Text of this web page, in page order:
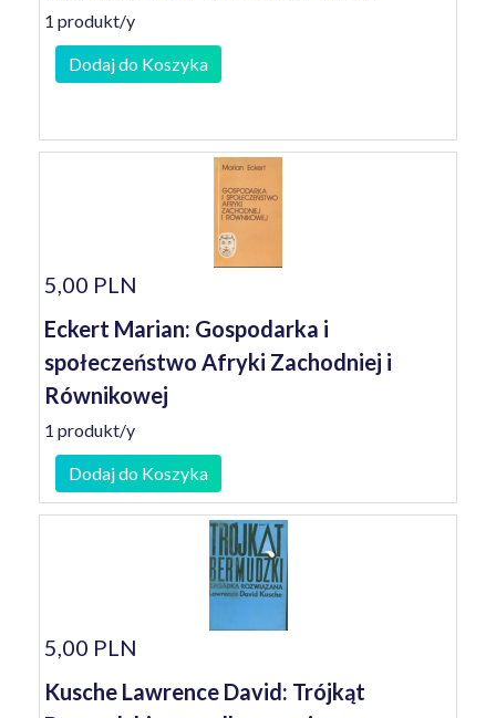
1 produkt/y
Dodaj do Koszyka
5,00 PLN
Eckert Marian: Gospodarka i
społeczeństwo Afryki Zachodniej i
Równikowej
1 produkt/y
Dodaj do Koszyka
5,00 PLN
Kusche Lawrence David: Trójkąt